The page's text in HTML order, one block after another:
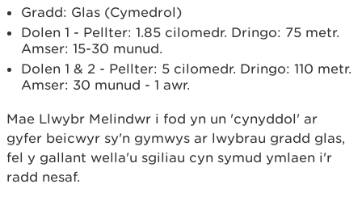
Gradd: Glas (Cymedrol)
Dolen 1 - Pellter: 1.85 cilomedr. Dringo: 75 metr.
Amser: 15-30 munud.
Dolen 1 & 2 - Pellter: 5 cilomedr. Dringo: 110 metr.
Amser: 30 munud - 1 awr.
Mae Llwybr Melindwr i fod yn un 'cynyddol' ar
gyfer beicwyr sy'n gymwys ar lwybrau gradd glas,
fel y gallant wella'u sgiliau cyn symud ymlaen i'r
radd nesaf.